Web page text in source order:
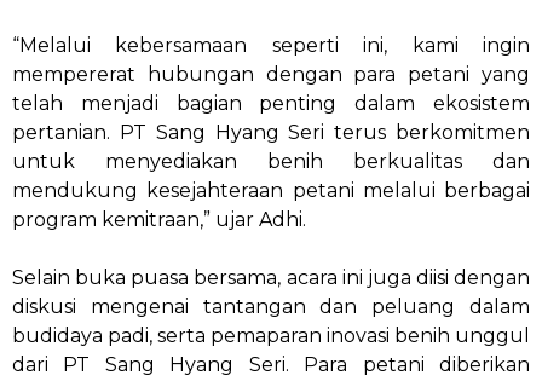
“Melalui kebersamaan seperti ini, kami ingin
mempererat hubungan dengan para petani yang
telah menjadi bagian penting dalam ekosistem
pertanian. PT Sang Hyang Seri terus berkomitmen
untuk menyediakan benih berkualitas dan
mendukung kesejahteraan petani melalui berbagai
program kemitraan,” ujar Adhi.
Selain buka puasa bersama, acara ini juga diisi dengan
diskusi mengenai tantangan dan peluang dalam
budidaya padi, serta pemaparan inovasi benih unggul
dari PT Sang Hyang Seri. Para petani diberikan